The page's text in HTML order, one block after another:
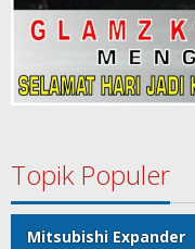
Topik Populer
Mitsubishi Expander